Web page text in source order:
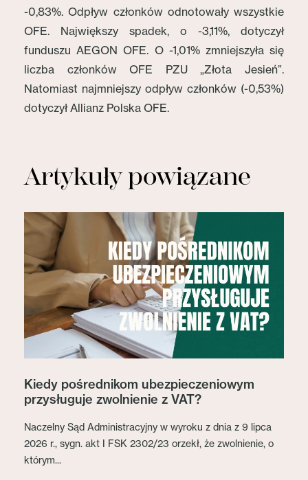
-0,83%. Odpływ członków odnotowały wszystkie
OFE. Największy spadek, o -3,11%, dotyczył
funduszu AEGON OFE. O -1,01% zmniejszyła się
liczba członków OFE PZU „Złota Jesień”.
Natomiast najmniejszy odpływ członków (-0,53%)
dotyczył Allianz Polska OFE.
Artykuły powiązane
Kiedy pośrednikom ubezpieczeniowym
przysługuje zwolnienie z VAT?
Naczelny Sąd Administracyjny w wyroku z dnia z 9 lipca
2026 r., sygn. akt I FSK 2302/23 orzekł, że zwolnienie, o
którym...